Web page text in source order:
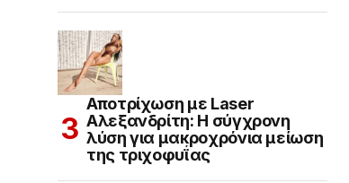
Αποτρίχωση με Laser
Αλεξανδρίτη: Η σύγχρονη
λύση για μακροχρόνια μείωση
της τριχοφυΐας